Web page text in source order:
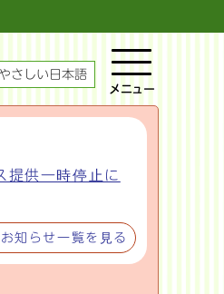
提供一時停止に
知らせ一覧を見る
やさしい日本語
メニュー